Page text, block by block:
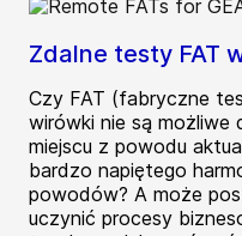
Zdalne testy FAT
Czy FAT (fabryczne
wirówki nie są możliwe
miejscu z powodu
bardzo napiętego
powodów? A może
uczynić procesy